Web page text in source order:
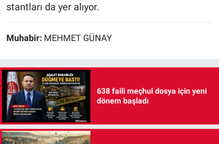
stantları da yer alıyor.
Muhabir: MEHMET GÜNAY
638 faili meçhul dosya için yeni
dönem başladı